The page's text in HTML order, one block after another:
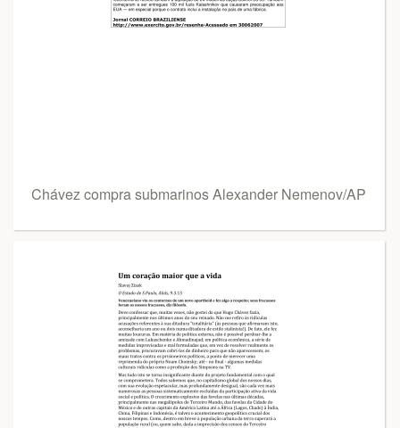
Chávez compra submarinos Alexander Nemenov/AP